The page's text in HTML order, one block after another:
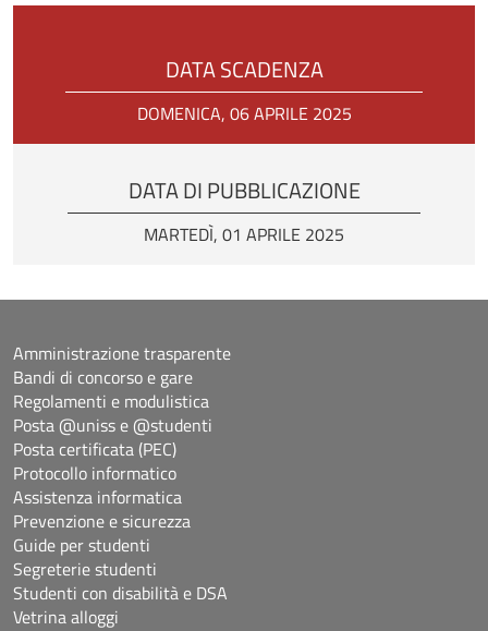
DATA SCADENZA
DOMENICA, 06 APRILE 2025
DATA DI PUBBLICAZIONE
MARTEDÌ, 01 APRILE 2025
Amministrazione trasparente
Bandi di concorso e gare
Regolamenti e modulistica
Posta @uniss e @studenti
Posta certificata (PEC)
Protocollo informatico
Assistenza informatica
Prevenzione e sicurezza
Guide per studenti
Segreterie studenti
Studenti con disabilità e DSA
Vetrina alloggi